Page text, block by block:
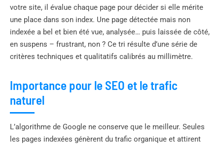
votre site, il évalue chaque page pour décider si elle mérite
une place dans son index. Une page détectée mais non
indexée a bel et bien été vue, analysée… puis laissée de côté,
en suspens – frustrant, non ? Ce tri résulte d’une série de
critères techniques et qualitatifs calibrés au millimètre.
Importance pour le SEO et le trafic
naturel
L’algorithme de Google ne conserve que le meilleur. Seules
les pages indexées génèrent du trafic organique et attirent